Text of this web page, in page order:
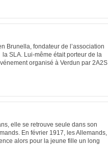
Brunella, fondateur de l’association
SLA. Lui-même était porteur de la
organisé à Verdun par 2A2S
elle se retrouve seule dans son
En février 1917, les Allemands,
alors pour la jeune fille un long